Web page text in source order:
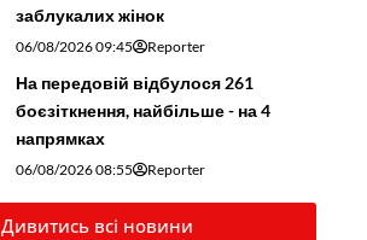
заблукалих жінок
06/08/2026 09:45 Reporter
На передовій відбулося 261
боєзіткнення, найбільше - на 4
напрямках
06/08/2026 08:55 Reporter
Дивитись всі новини